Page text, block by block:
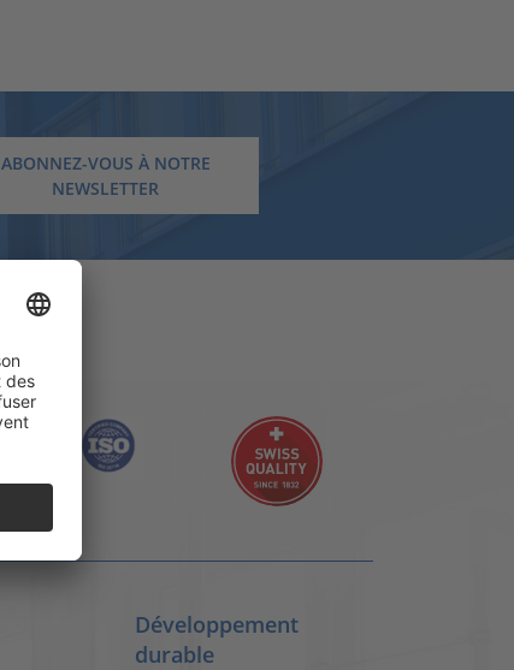
ABONNEZ-VOUS À NOTRE
NEWSLETTER
Développement
durable